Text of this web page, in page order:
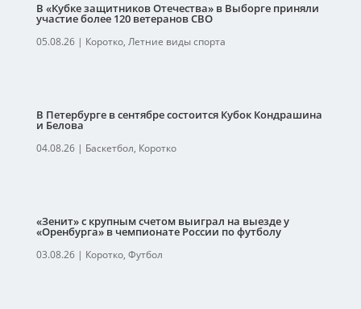
В «Кубке защитников Отечества» в Выборге приняли
участие более 120 ветеранов СВО
05.08.26| Коротко, Летние виды спорта
В Петербурге в сентябре состоится Кубок Кондрашина
и Белова
04.08.26| Баскетбол, Коротко
«Зенит» с крупным счетом выиграл на выезде у
«Оренбурга» в чемпионате России по футболу
03.08.26| Коротко, Футбол